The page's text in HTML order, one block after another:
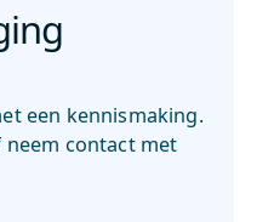
een kennismaking.
neem contact met